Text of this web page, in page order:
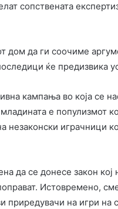
сопствената
да ги соочиме
ќе предизвика
кампања во која се
е популизмот
незаконски играчници
да се донесе закон
Истовремено,
приредувачи на игри на